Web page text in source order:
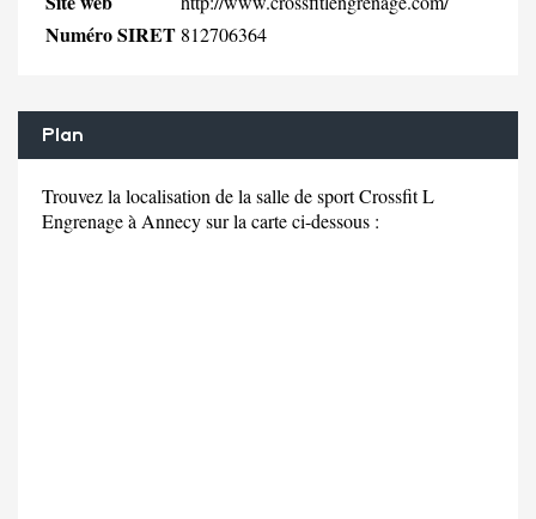
Numéro SIRET 812706364
Plan
Trouvez la localisation de la salle de sport Crossfit L
Engrenage à Annecy sur la carte ci-dessous :